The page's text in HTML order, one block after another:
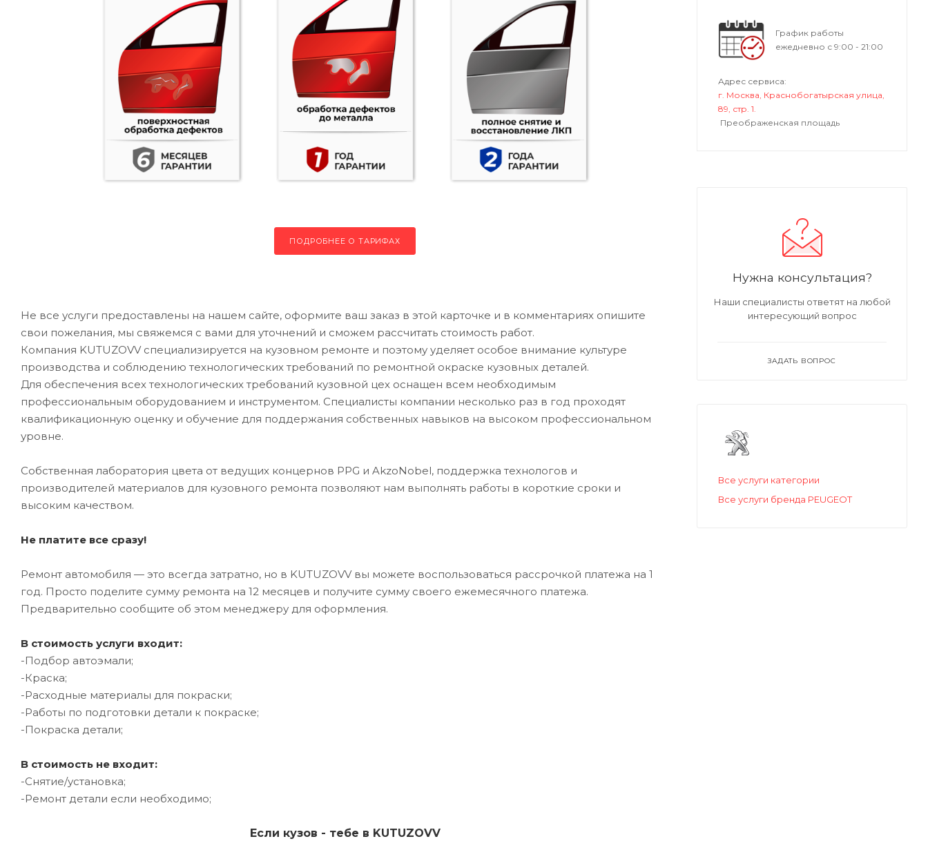
ПОДРОБНЕЕ О ТАРИФАХ
Не все услуги предоставлены на нашем сайте, оформите ваш заказ в этой карточке и в комментариях опишите
свои пожелания, мы свяжемся с вами для уточнений и сможем рассчитать стоимость работ.
Компания KUTUZOVV специализируется на кузовном ремонте и поэтому уделяет особое внимание культуре
производства и соблюдению технологических требований по ремонтной окраске кузовных деталей.
Для обеспечения всех технологических требований кузовной цех оснащен всем необходимым
профессиональным оборудованием и инструментом. Специалисты компании несколько раз в год проходят
квалификационную оценку и обучение для поддержания собственных навыков на высоком профессиональном
уровне.
Собственная лаборатория цвета от ведущих концернов PPG и AkzoNobel, поддержка технологов и
производителей материалов для кузовного ремонта позволяют нам выполнять работы в короткие сроки и
высоким качеством.
Не платите все сразу!
Ремонт автомобиля — это всегда затратно, но в KUTUZOVV вы можете воспользоваться рассрочкой платежа на 1
год. Просто поделите сумму ремонта на 12 месяцев и получите сумму своего ежемесячного платежа.
Предварительно сообщите об этом менеджеру для оформления.
В стоимость услуги входит:
-Подбор автоэмали;
-Краска;
-Расходные материалы для покраски;
-Работы по подготовки детали к покраске;
-Покраска детали;
В стоимость не входит:
-Снятие/установка;
-Ремонт детали если необходимо;
Если кузов - тебе в KUTUZOVV
График работы
ежедневно с 9:00 - 21:00
Адрес сервиса:
г. Москва, Краснобогатырская улица,
89, стр. 1.
Преображенская площадь
Нужна консультация?
Наши специалисты ответят на любой
интересующий вопрос
ЗАДАТЬ ВОПРОС
Все услуги категории
Все услуги бренда PEUGEOT